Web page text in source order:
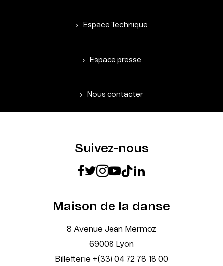
Espace Technique
Espace presse
Nous contacter
Suivez-nous
Maison de la danse
8 Avenue Jean Mermoz
69008 Lyon
Billetterie +(33) 04 72 78 18 00